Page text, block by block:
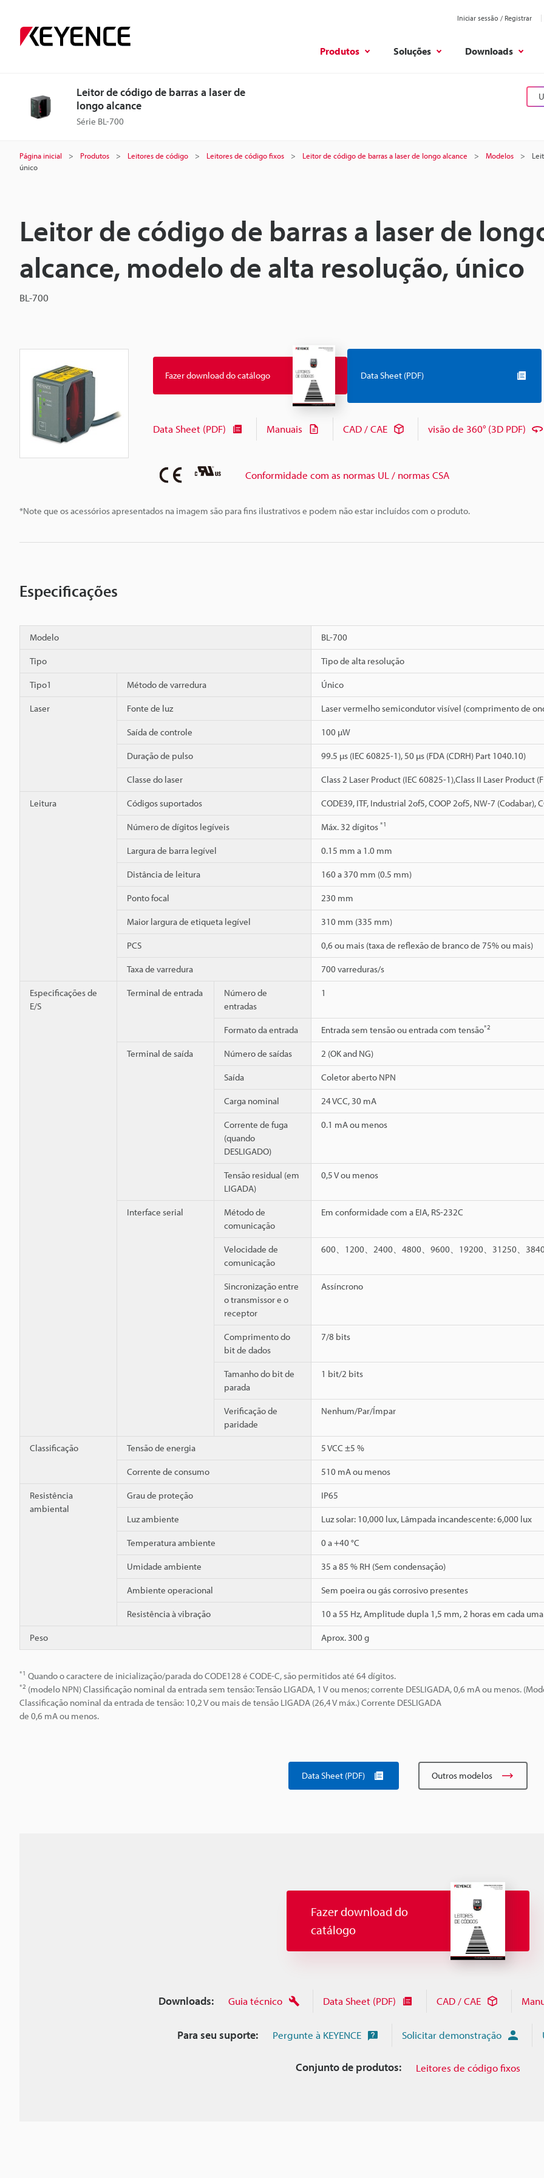
Iniciar sessão / Registrar
Produtos Soluções Downloads
Leitor de código de barras a laser de
longo alcance
Série BL-700
Página inicial Produtos Leitores de código Leitores de código fixos Leitor de código de barras a laser de longo alcance Modelos
único
Leitor de código de barras a laser de
alcance, modelo de alta resolução, único
BL-700
*Note que os acessórios apresentados na imagem são para fins ilustrativos e podem não estar incluídos com o produto.
Fazer download do catálogo Data Sheet (PDF)
Data Sheet (PDF) Manuais CAD / CAE visão de 360° (3D PDF)
Conformidade com as normas UL / normas CSA
Especificações
Modelo BL-700
Tipo Tipo de alta resolução
Tipo1 Método de varredura Único
Laser Fonte de luz Laser vermelho semicondutor visível (comprimento de
Saída de controle 100 µW
Duração de pulso 99.5 µs (IEC 60825-1), 50 µs (FDA (CDRH) Part 1040.10)
Classe do laser Class 2 Laser Product (IEC 60825-1),Class II Laser Product
Leitura Códigos suportados CODE39, ITF, Industrial 2of5, COOP 2of5, NW-7 (Codabar),
Número de dígitos legíveis Máx. 32 dígitos *1
Largura de barra legível 0.15 mm a 1.0 mm
Distância de leitura 160 a 370 mm (0.5 mm)
Ponto focal 230 mm
Maior largura de etiqueta legível 310 mm (335 mm)
PCS 0,6 ou mais (taxa de reflexão de branco de 75% ou mais)
Taxa de varredura 700 varreduras/s
Especificações de
E/S
Terminal de entrada
Número de
entradas
1
Formato da entrada Entrada sem tensão ou entrada com tensão*2
Terminal de saída Número de saídas 2 (OK and NG)
Saída Coletor aberto NPN
Carga nominal 24 VCC, 30 mA
Corrente de fuga
(quando
DESLIGADO)
0.1 mA ou menos
Tensão residual (em
LIGADA)
0,5 V ou menos
Interface serial
Método de
comunicação
Em conformidade com a EIA, RS-232C
Velocidade de
comunicação
600、1200、2400、4800、9600、19200、31250、
Sincronização entre
o transmissor e o
receptor
Assíncrono
Comprimento do
bit de dados
7/8 bits
Tamanho do bit de
parada
1 bit/2 bits
Verificação de
paridade
Nenhum/Par/Ímpar
Classificação Tensão de energia 5 VCC ±5 %
Corrente de consumo 510 mA ou menos
Resistência
ambiental
Grau de proteção IP65
Luz ambiente Luz solar: 10,000 lux, Lâmpada incandescente: 6,000 lux
Temperatura ambiente 0 a +40 °C
Umidade ambiente 35 a 85 % RH (Sem condensação)
Ambiente operacional Sem poeira ou gás corrosivo presentes
Resistência à vibração 10 a 55 Hz, Amplitude dupla 1,5 mm, 2 horas em cada uma
Peso Aprox. 300 g
*1 Quando o caractere de inicialização/parada do CODE128 é CODE-C, são permitidos até 64 dígitos.
*2 (modelo NPN) Classificação nominal da entrada sem tensão: Tensão LIGADA, 1 V ou menos; corrente DESLIGADA, 0,6 mA ou menos.
Classificação nominal da entrada de tensão: 10,2 V ou mais de tensão LIGADA (26,4 V máx.) Corrente DESLIGADA
de 0,6 mA ou menos.
Data Sheet (PDF) Outros modelos
Fazer download do
catálogo
Downloads: Guia técnico Data Sheet (PDF) CAD / CAE
Para seu suporte: Pergunte à KEYENCE Solicitar demonstração
Conjunto de produtos: Leitores de código fixos